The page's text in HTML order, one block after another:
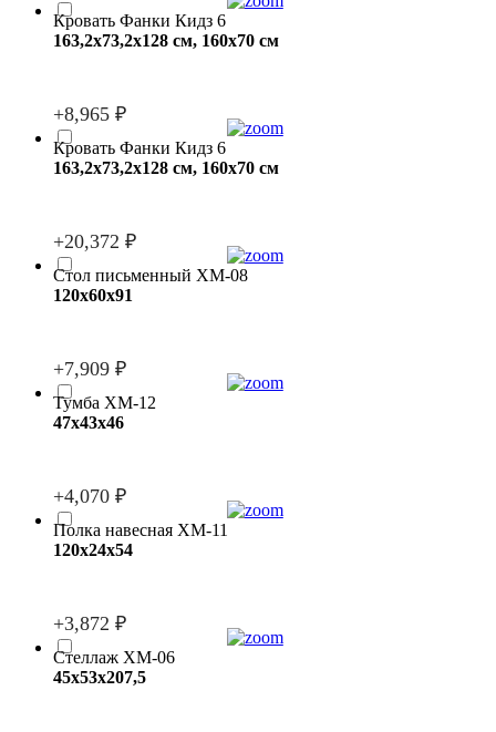
Кровать Фанки Кидз 6
163,2x73,2x128 см, 160x70 см
+8,965 ₽
Кровать Фанки Кидз 6
163,2x73,2x128 см, 160x70 см
+20,372 ₽
Стол письменный ХМ-08
120х60х91
+7,909 ₽
Тумба ХМ-12
47x43x46
+4,070 ₽
Полка навесная ХМ-11
120x24x54
+3,872 ₽
Стеллаж ХМ-06
45x53x207,5